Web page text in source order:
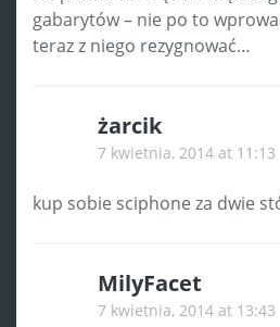
gabarytów – nie po to
teraz z niego rezygnować…
żarcik
7 kwietnia, 2014 at 11:13
kup sobie sciphone za dwie
MilyFacet
7 kwietnia, 2014 at 13:43